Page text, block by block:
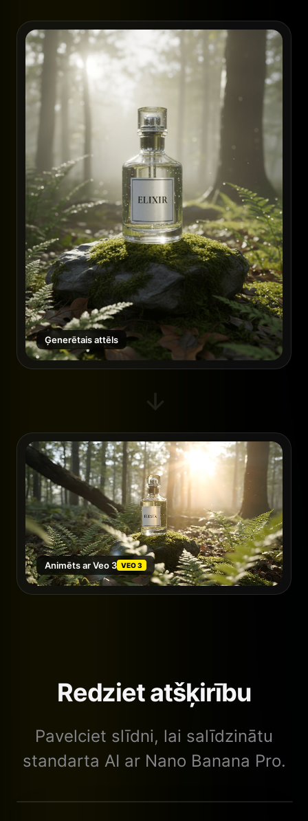
Ģenerētais attēls
Animēts ar Veo 3 VEO 3
Redziet atšķirību
Pavelciet slīdni, lai salīdzinātu
standarta AI ar Nano Banana Pro.